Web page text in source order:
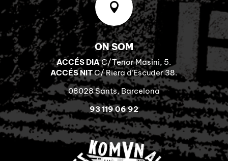

ON SOM
ACCÉS DIAC/Tenor Masini, 5.
ACCÉS NITC/ Riera d’Escuder 38.
08028 Sants, Barcelona
93 119 06 92